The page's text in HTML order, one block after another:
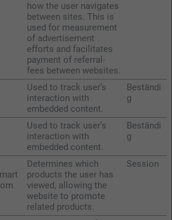
how the user navigates
between sites. This is
used for measurement
of advertisement
efforts and facilitates
payment of referral-
fees between websites.
Used to track user’s
interaction with
embedded content.
Beständi
g
Used to track user’s
interaction with
embedded content.
Beständi
g
Determines which
products the user has
viewed, allowing the
website to promote
related products.
Session